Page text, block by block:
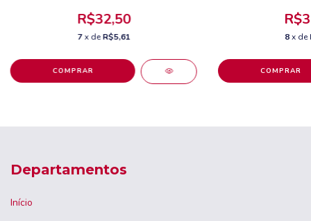
R$32,50
7x deR$5,61
COMPRAR
8x de
COMPRAR
Departamentos
Início